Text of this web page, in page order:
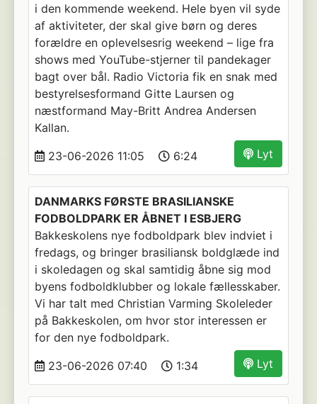
i den kommende weekend. Hele byen vil syde
af aktiviteter, der skal give børn og deres
forældre en oplevelsesrig weekend – lige fra
shows med YouTube-stjerner til pandekager
bagt over bål. Radio Victoria fik en snak med
bestyrelsesformand Gitte Laursen og
næstformand May-Britt Andrea Andersen
Kallan.
Lyt
23-06-2026 11:05 6:24
DANMARKS FØRSTE BRASILIANSKE
FODBOLDPARK ER ÅBNET I ESBJERG
Bakkeskolens nye fodboldpark blev indviet i
fredags, og bringer brasiliansk boldglæde ind
i skoledagen og skal samtidig åbne sig mod
byens fodboldklubber og lokale fællesskaber.
Vi har talt med Christian Varming Skoleleder
på Bakkeskolen, om hvor stor interessen er
for den nye fodboldpark.
Lyt
23-06-2026 07:40 1:34